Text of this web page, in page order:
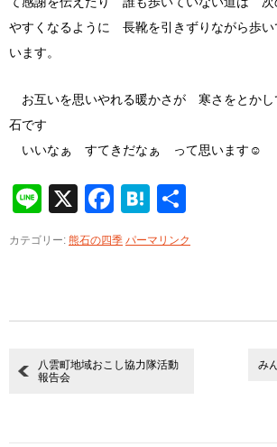
やすくなるように 長靴を引きずりながら歩
います。
お互いを思いやれる暖かさが 寒さをとか
石です
いいなぁ すてきだなぁ って思います☺
Line
X Facebook
Hatena
カテゴリー: 熊石の四季 パーマリンク
八雲町地域おこし協力隊活動
報告会
み